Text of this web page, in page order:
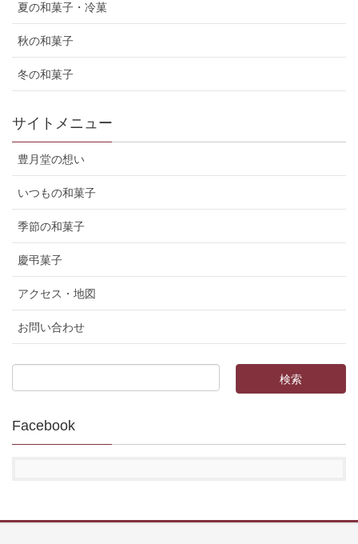
夏の和菓子・冷菓
秋の和菓子
冬の和菓子
サイトメニュー
豊月堂の想い
いつもの和菓子
季節の和菓子
慶弔菓子
アクセス・地図
お問い合わせ
Facebook